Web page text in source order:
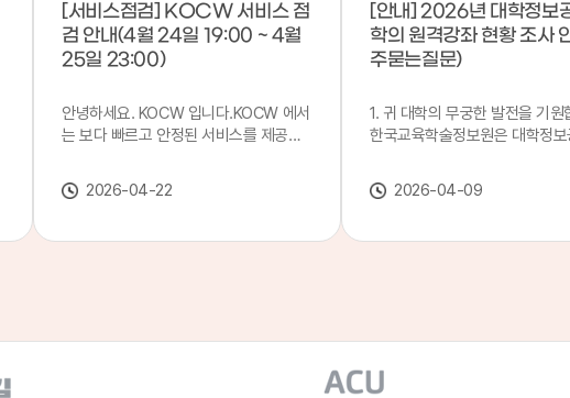
[서비스점검] KOCW 서비스 점
검 안내(4월 24일 19:00 ~ 4월
25일 23:00)
안녕하세요. KOCW 입니다.KOCW 에서
는 보다 빠르고 안정된 서비스를 제공하
합니다.※ 서비스 점검 작업 일시 : 4월
24일(금) 19:00 ~ 4월 25일(토) 23:00
안 일시중지될 예정이오니, 이 점 양해하
2026-04-22
[안내] 2026년 대학정보
학의 원격강좌 현황 조사
주묻는질문)
1. 귀 대학의 무궁한 발전을 기원
한국교육학술정보원은 대학정
본 조사는 2025. 3. 1~2026. 2.
에 운영된 원격강좌(이러닝) 현
강좌(12-바)'에 데이터를 연계할
인시 캠퍼스인 경우 해당 캠퍼스
2026-04-09